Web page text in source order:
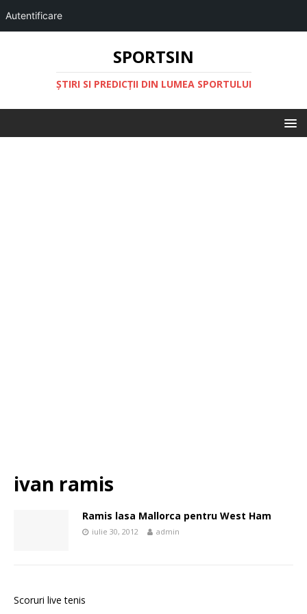
Autentificare
SPORTSIN
ŞTIRI SI PREDICŢII DIN LUMEA SPORTULUI
ivan ramis
Ramis lasa Mallorca pentru West Ham
iulie 30, 2012 admin
Scoruri live tenis